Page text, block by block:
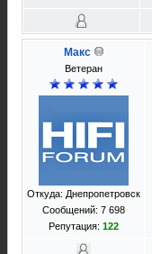
Макс
Ветеран
Откуда: Днепропетровск
Сообщений: 7 698
Репутация: 122